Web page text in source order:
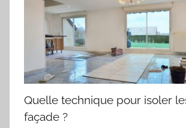
Quelle technique pour isoler
façade ?